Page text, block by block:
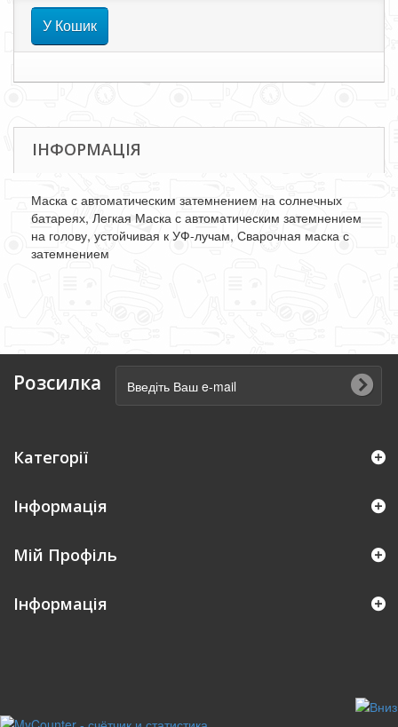
У Кошик
ІНФОРМАЦІЯ
Маска с автоматическим затемнением на солнечных
батареях, Легкая Маска с автоматическим затемнением
на голову, устойчивая к УФ-лучам, Сварочная маска с
затемнением
Розсилка
Категорії
Інформація
Мій Профіль
Iнформація